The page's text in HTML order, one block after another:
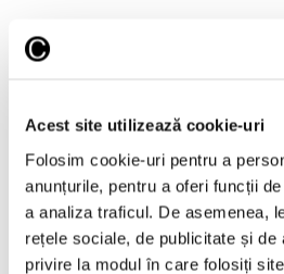
Acest site utilizează cookie-uri
Folosim cookie-uri pentru a
anunțurile, pentru a oferi funcții
a analiza traficul. De asemenea,
rețele sociale, de publicitate și de
privire la modul în care folosiți
Ghid – Cum alegi
pentru colecția ta
22 Iulie 2026